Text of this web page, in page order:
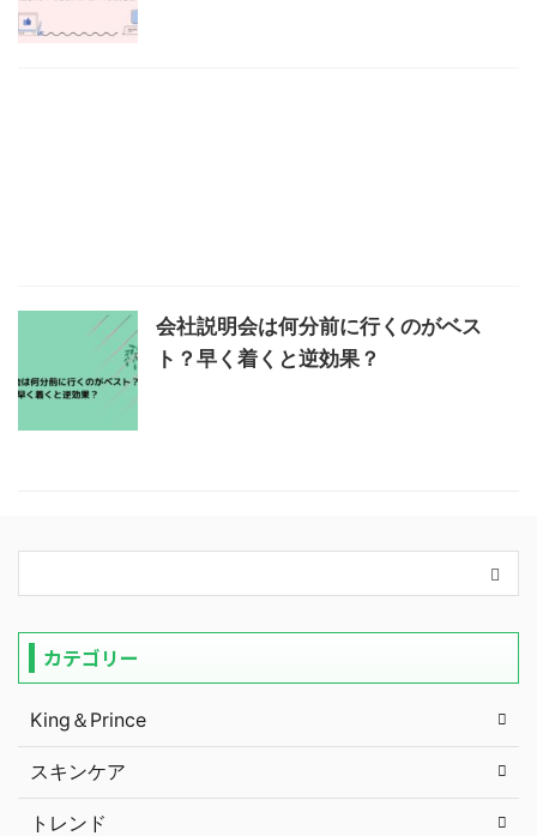
会社説明会は何分前に行くのがベス
ト？早く着くと逆効果？
カテゴリー
King＆Prince
スキンケア
トレンド